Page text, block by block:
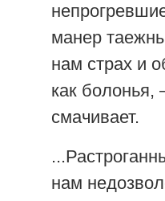
манер
нам страх и
как
смачивает.
нам